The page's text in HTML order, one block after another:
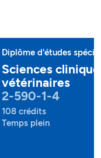
Diplôme d'études
Sciences
vétérinaires
2-590-1-4
108 crédits
Temps plein